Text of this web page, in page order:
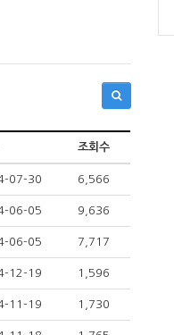
조회수
07-30 6,566
06-05 9,636
06-05 7,717
12-19 1,596
11-19 1,730